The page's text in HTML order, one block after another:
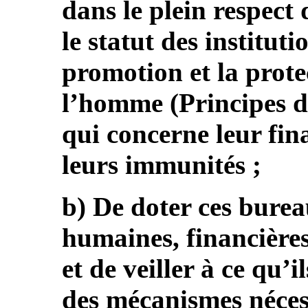
dans le plein respect
le statut des
promotion et la
l’homme (Principes
qui concerne leur
leurs immunités ;
b) De doter ces
humaines,
et de veiller à ce
des mécanismes